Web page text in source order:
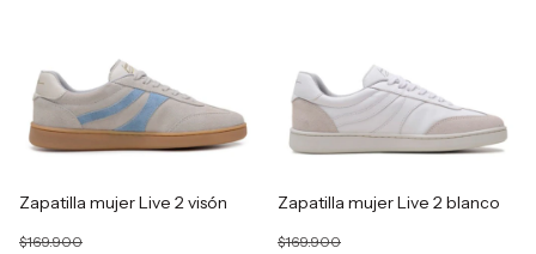
Zapatilla mujer Live 2 visón
$169.900
Zapatilla mujer Live 2 blanco
$169.900